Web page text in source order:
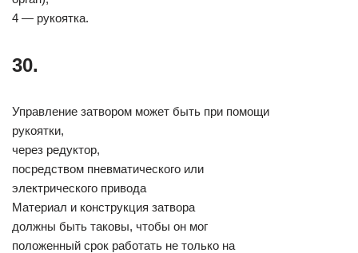
4 — рукоятка.
30.
Управление затвором может быть при помощи
рукоятки,
через редуктор,
посредством пневматического или
электрического привода
Материал и конструкция затвора
должны быть таковы, чтобы он мог
положенный срок работать не только на